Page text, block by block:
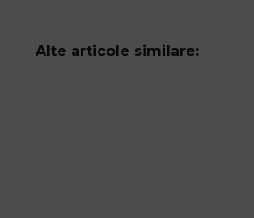
Alte articole similare: